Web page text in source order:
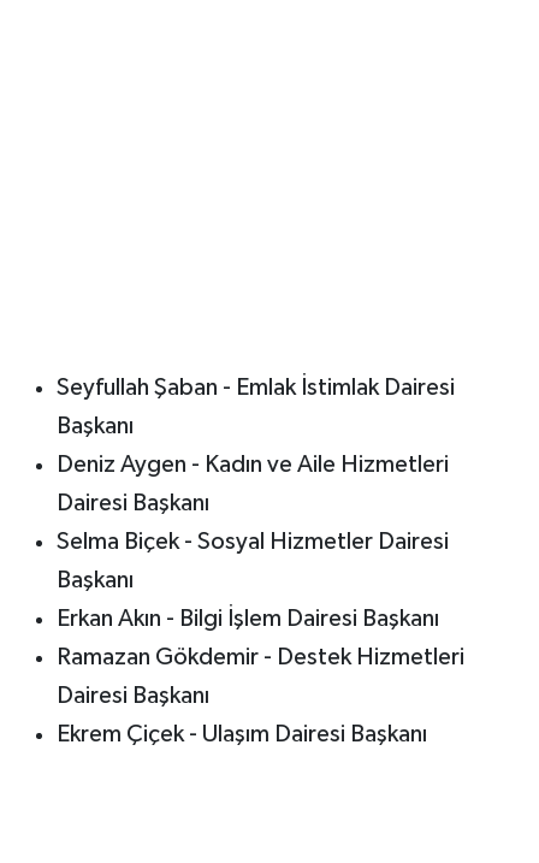
Seyfullah Şaban - Emlak İstimlak Dairesi
Başkanı
Deniz Aygen - Kadın ve Aile Hizmetleri
Dairesi Başkanı
Selma Biçek - Sosyal Hizmetler Dairesi
Başkanı
Erkan Akın - Bilgi İşlem Dairesi Başkanı
Ramazan Gökdemir - Destek Hizmetleri
Dairesi Başkanı
Ekrem Çiçek - Ulaşım Dairesi Başkanı